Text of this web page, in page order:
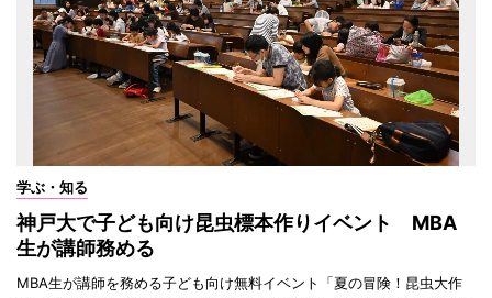
学ぶ・知る
神戸大で子ども向け昆虫標本作りイベント MBA
生が講師務める
MBA生が講師を務める子ども向け無料イベント「夏の冒険！昆虫大作